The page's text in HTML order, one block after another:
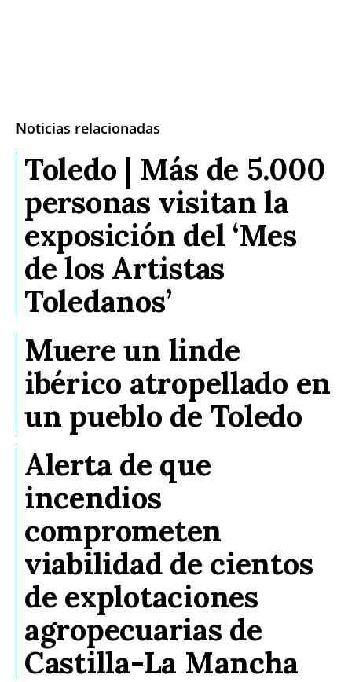
Noticias relacionadas
Toledo | Más de 5.000
personas visitan la
exposición del ‘Mes
de los Artistas
Toledanos’
Muere un linde
ibérico atropellado en
un pueblo de Toledo
Alerta de que
incendios
comprometen
viabilidad de cientos
de explotaciones
agropecuarias de
Castilla-La Mancha